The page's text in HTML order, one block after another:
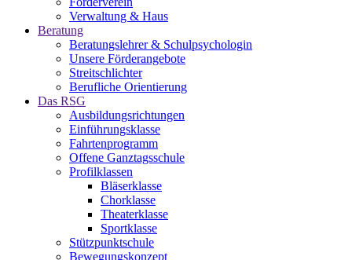
Verwaltung & Haus
Beratung
Beratungslehrer & Schulpsychologin
Unsere Förderangebote
Streitschlichter
Berufliche Orientierung
Das RSG
Ausbildungsrichtungen
Einführungsklasse
Fahrtenprogramm
Offene Ganztagsschule
Profilklassen
Bläserklasse
Chorklasse
Theaterklasse
Sportklasse
Stützpunktschule
Bewegungskonzept